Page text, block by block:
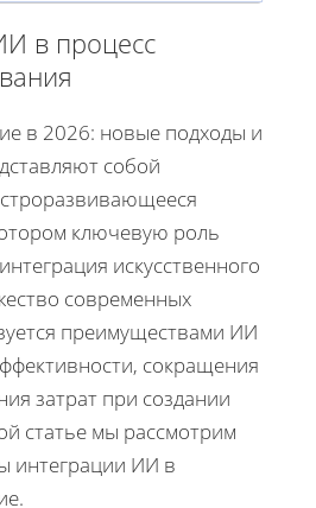
в процесс
в 2026: новые подходы и
собой
ключевую роль
искусственного
современных
преимуществами ИИ
сокращения
затрат при создании
статье мы рассмотрим
интеграции ИИ в